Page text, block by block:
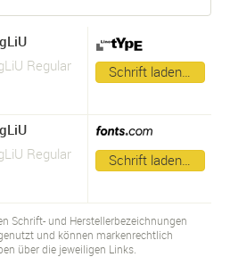
Regular
Schrift laden…
Regular
Schrift laden…
Schrift- und Herstellerbezeichnungen
und können markenrechtlich
über die jeweiligen Links.